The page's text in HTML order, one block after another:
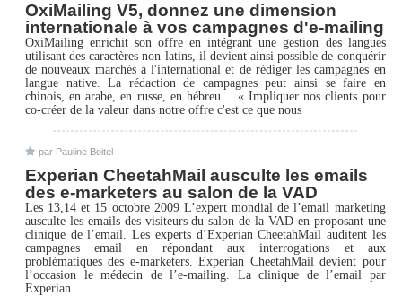
OxiMailing V5, donnez une dimension
internationale à vos campagnes d'e-mailing
OxiMailing enrichit son offre en intégrant une gestion des langues
utilisant des caractères non latins, il devient ainsi possible de conquérir
de nouveaux marchés à l'international et de rédiger les campagnes en
langue native. La rédaction de campagnes peut ainsi se faire en
chinois, en arabe, en russe, en hébreu… « Impliquer nos clients pour
co-créer de la valeur dans notre offre c'est ce que nous
par Pauline Boitel
Experian CheetahMail ausculte les emails
des e-marketers au salon de la VAD
Les 13,14 et 15 octobre 2009 L’expert mondial de l’email marketing
ausculte les emails des visiteurs du salon de la VAD en proposant une
clinique de l’email. Les experts d’Experian CheetahMail auditent les
campagnes email en répondant aux interrogations et aux
problématiques des e-marketers. Experian CheetahMail devient pour
l’occasion le médecin de l’e-mailing. La clinique de l’email par
Experian